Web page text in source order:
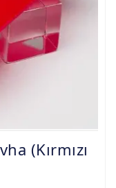
(Kırmızı